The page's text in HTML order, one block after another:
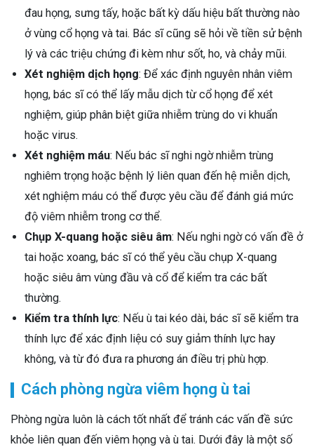
đau họng, sưng tấy, hoặc bất kỳ dấu hiệu bất thường nào
ở vùng cổ họng và tai. Bác sĩ cũng sẽ hỏi về tiền sử bệnh
lý và các triệu chứng đi kèm như sốt, ho, và chảy mũi.
Xét nghiệm dịch họng: Để xác định nguyên nhân viêm
họng, bác sĩ có thể lấy mẫu dịch từ cổ họng để xét
nghiệm, giúp phân biệt giữa nhiễm trùng do vi khuẩn
hoặc virus.
Xét nghiệm máu: Nếu bác sĩ nghi ngờ nhiễm trùng
nghiêm trọng hoặc bệnh lý liên quan đến hệ miễn dịch,
xét nghiệm máu có thể được yêu cầu để đánh giá mức
độ viêm nhiễm trong cơ thể.
Chụp X-quang hoặc siêu âm: Nếu nghi ngờ có vấn đề ở
tai hoặc xoang, bác sĩ có thể yêu cầu chụp X-quang
hoặc siêu âm vùng đầu và cổ để kiểm tra các bất
thường.
Kiểm tra thính lực: Nếu ù tai kéo dài, bác sĩ sẽ kiểm tra
thính lực để xác định liệu có suy giảm thính lực hay
không, và từ đó đưa ra phương án điều trị phù hợp.
Cách phòng ngừa viêm họng ù tai
Phòng ngừa luôn là cách tốt nhất để tránh các vấn đề sức
khỏe liên quan đến viêm họng và ù tai. Dưới đây là một số